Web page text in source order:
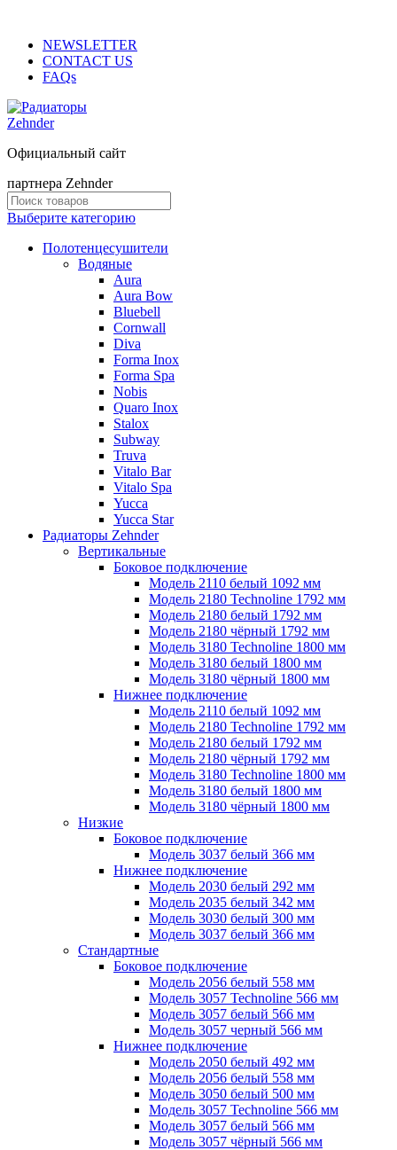
NEWSLETTER
CONTACT US
FAQs
Официальный сайт
партнера Zehnder
Выберите категорию
Полотенцесушители
Водяные
Aura
Aura Bow
Bluebell
Cornwall
Diva
Forma Inox
Forma Spa
Nobis
Quaro Inox
Stalox
Subway
Truva
Vitalo Bar
Vitalo Spa
Yucca
Yucca Star
Радиаторы Zehnder
Вертикальные
Боковое подключение
Модель 2110 белый 1092 мм
Модель 2180 Technoline 1792 мм
Модель 2180 белый 1792 мм
Модель 2180 чёрный 1792 мм
Модель 3180 Technoline 1800 мм
Модель 3180 белый 1800 мм
Модель 3180 чёрный 1800 мм
Нижнее подключение
Модель 2110 белый 1092 мм
Модель 2180 Technoline 1792 мм
Модель 2180 белый 1792 мм
Модель 2180 чёрный 1792 мм
Модель 3180 Technoline 1800 мм
Модель 3180 белый 1800 мм
Модель 3180 чёрный 1800 мм
Низкие
Боковое подключение
Модель 3037 белый 366 мм
Нижнее подключение
Модель 2030 белый 292 мм
Модель 2035 белый 342 мм
Модель 3030 белый 300 мм
Модель 3037 белый 366 мм
Стандартные
Боковое подключение
Модель 2056 белый 558 мм
Модель 3057 Technoline 566 мм
Модель 3057 белый 566 мм
Модель 3057 черный 566 мм
Нижнее подключение
Модель 2050 белый 492 мм
Модель 2056 белый 558 мм
Модель 3050 белый 500 мм
Модель 3057 Technoline 566 мм
Модель 3057 белый 566 мм
Модель 3057 чёрный 566 мм